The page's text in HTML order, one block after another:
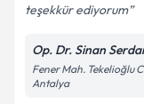
Kişisel
Metni'ni
teşekkür ediyorum
Op. Dr. Sinan
Fener Mah. Tekelioğlu
Antalya